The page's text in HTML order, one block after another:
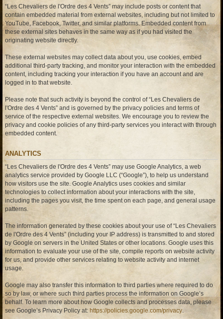
“Les Chevaliers de l'Ordre des 4 Vents” may include posts or content that
contain embedded material from external websites, including but not limited to
YouTube, Facebook, Twitter, and similar platforms. Embedded content from
these external sites behaves in the same way as if you had visited the
originating website directly.
These external websites may collect data about you, use cookies, embed
additional third-party tracking, and monitor your interaction with the embedded
content, including tracking your interaction if you have an account and are
logged in to that website.
Please note that such activity is beyond the control of “Les Chevaliers de
l'Ordre des 4 Vents” and is governed by the privacy policies and terms of
service of the respective external websites. We encourage you to review the
privacy and cookie policies of any third-party services you interact with through
embedded content.
ANALYTICS
“Les Chevaliers de l'Ordre des 4 Vents” may use Google Analytics, a web
analytics service provided by Google LLC (“Google”), to help us understand
how visitors use the site. Google Analytics uses cookies and similar
technologies to collect information about your interactions with the site,
including the pages you visit, the time spent on each page, and general usage
patterns.
The information generated by these cookies about your use of “Les Chevaliers
de l'Ordre des 4 Vents” (including your IP address) is transmitted to and stored
by Google on servers in the United States or other locations. Google uses this
information to evaluate your use of the site, compile reports on website activity
for us, and provide other services relating to website activity and internet
usage.
Google may also transfer this information to third parties where required to do
so by law, or where such third parties process the information on Google’s
behalf. To learn more about how Google collects and processes data, please
see Google’s Privacy Policy at: https://policies.google.com/privacy.